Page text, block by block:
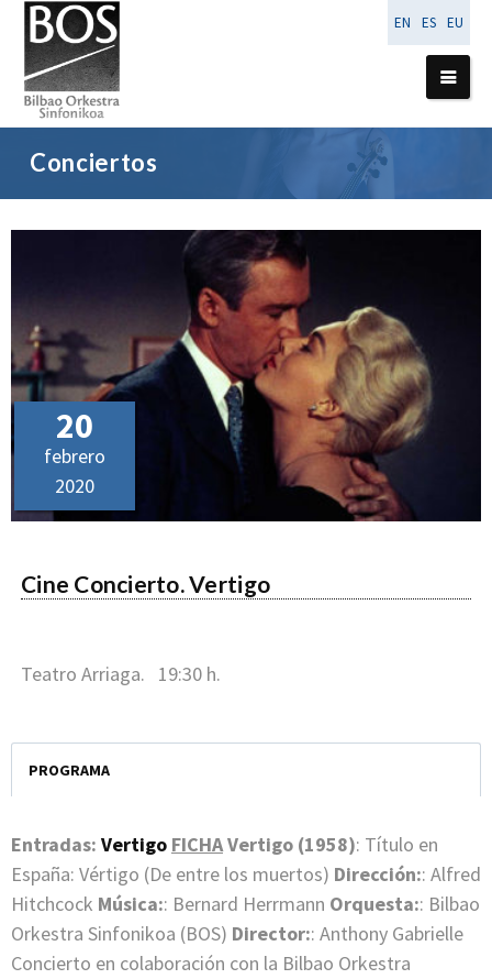
EN ES EU
Conciertos
Cine Concierto. Vertigo
20
febrero
2020
Teatro Arriaga. 19:30 h.
PROGRAMA
Entradas: Vertigo FICHAVertigo (1958): Título en
España: Vértigo (De entre los muertos) Dirección:: Alfred
Hitchcock Música:: Bernard Herrmann Orquesta:: Bilbao
Orkestra Sinfonikoa (BOS) Director:: Anthony Gabrielle
Concierto en colaboración con la Bilbao Orkestra